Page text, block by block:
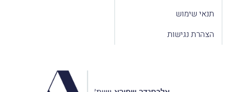
תנאי שימוש
הצהרת נגישות